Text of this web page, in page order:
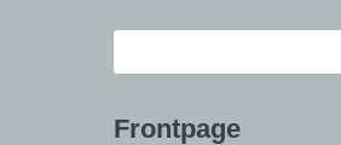
Frontpage